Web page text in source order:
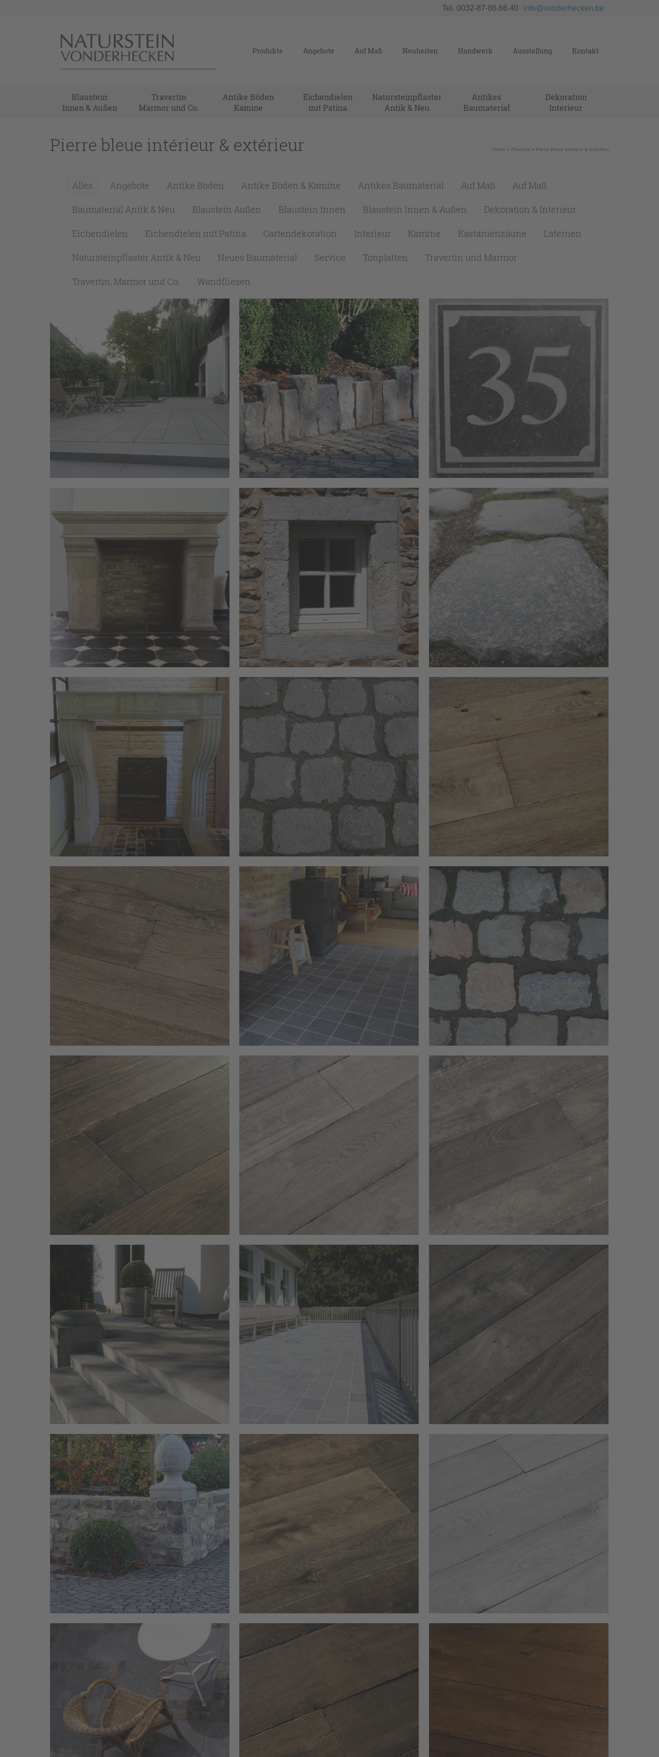
Tel. 0032-87-86.66.40 info@vonderhecken.be
Produkte Angebote Auf Maß Neuheiten Handwerk Ausstellung Kontakt
Blaustein
Innen & Außen
Travertin
Marmor und Co.
Antike Böden
Kamine
Eichendielen
mit Patina
Natursteinpflaster
Antik & Neu
Antikes
Baumaterial
Dekoration
Interieur
Pierre bleue intérieur & extérieur Home » Produits » Pierre bleue intérieur & extérieur
Alles Angebote Antike Böden Antike Böden & Kamine Antikes Baumaterial Auf Maß Auf Maß
Baumaterial Antik & Neu Blaustein Außen Blaustein Innen Blaustein Innen & Außen Dekoration & Interieur
Eichendielen Eichendielen mit Patina Gartendekoration Interieur Kamine Kastanienzäune Laternen
Natursteinpflaster Antik & Neu Neues Baumaterial Service Tonplatten Travertin und Marmor
Travertin, Marmor und Co. Wandfliesen